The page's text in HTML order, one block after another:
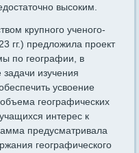
высоким.
крупного ученого-
гг.) предложила проект
по географии, в
изучения
усвоение
географических
интерес к
предусматривала
географического